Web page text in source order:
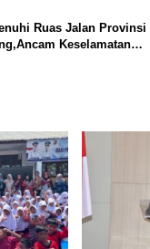
Ruas Jalan Provinsi
Keselamatan